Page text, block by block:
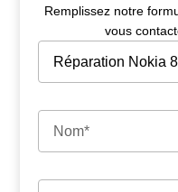
Remplissez notre
vous